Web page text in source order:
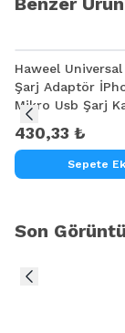
Haweel Universal
Şarj Adaptör
Mikro Usb Şarj
430,33 ₺
Sepete
Son